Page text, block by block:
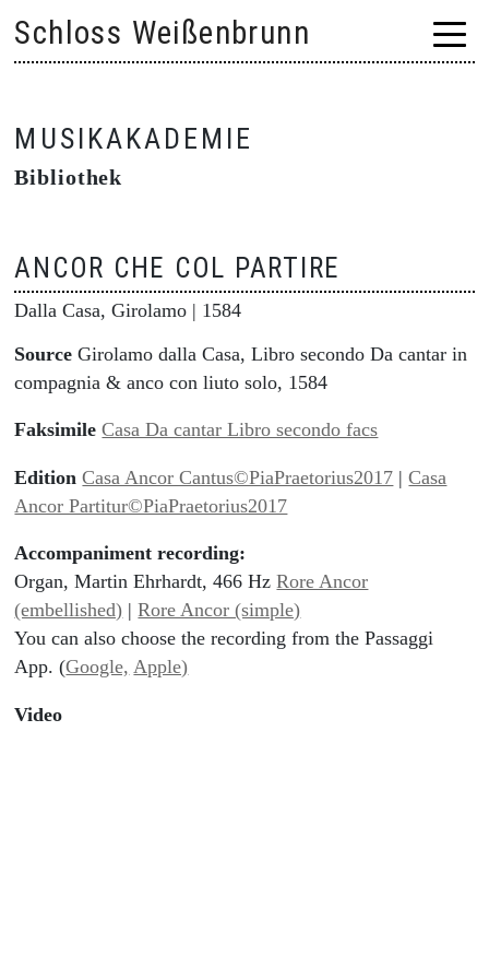
content
Schloss Weißenbrunn
MUSIKAKADEMIE
Bibliothek
ANCOR CHE COL PARTIRE
Dalla Casa, Girolamo | 1584
Source Girolamo dalla Casa, Libro secondo Da cantar in
compagnia & anco con liuto solo, 1584
Faksimile Casa Da cantar Libro secondo facs
Edition Casa Ancor Cantus©PiaPraetorius2017 |Casa
Ancor Partitur©PiaPraetorius2017
Accompaniment recording:
Organ, Martin Ehrhardt, 466 HzRore Ancor
(embellished) |Rore Ancor (simple)
You can also choose the recording from the Passaggi
App. (Google, Apple)
Video